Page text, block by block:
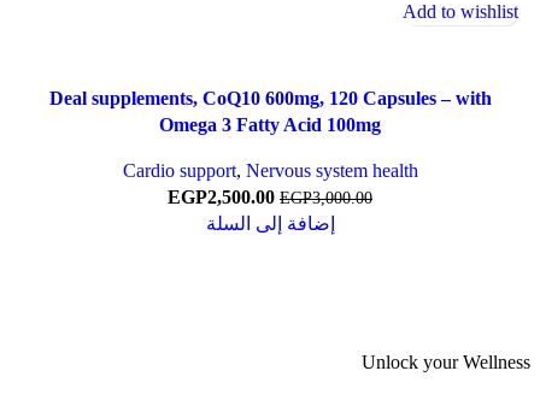
-17%
Add to wishlist
Deal supplements, CoQ10 600mg, 120 Capsules – with
Omega 3 Fatty Acid 100mg
Cardio support, Nervous system health
EGP3,000.00
EGP2,500.00
إضافة إلى السلة
Unlock your Wellness